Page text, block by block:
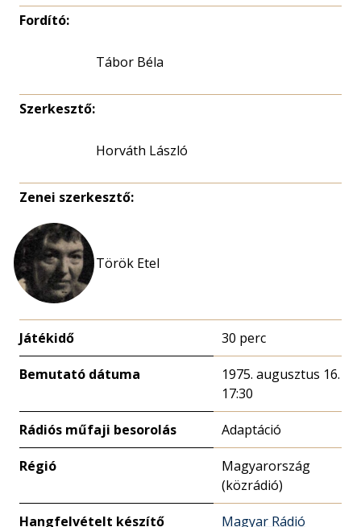
Fordító:
Tábor Béla
Szerkesztő:
Horváth László
Zenei szerkesztő:
Török Etel
Játékidő 30 perc
Bemutató dátuma
1975. augusztus 16.
17:30
Rádiós műfaji besorolás Adaptáció
Régió
Magyarország
(közrádió)
Hangfelvételt készítő
Magyar Rádió